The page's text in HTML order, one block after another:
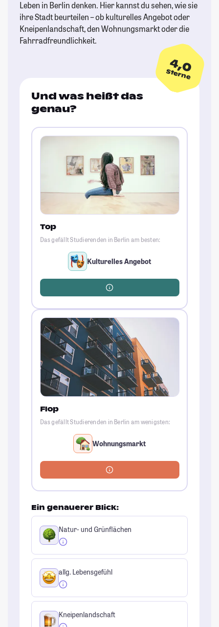
Leben in Berlin denken. Hier kannst du sehen, wie sie
ihre Stadt beurteilen – ob kulturelles Angebot oder
Kneipenlandschaft, den Wohnungsmarkt oder die
Fahrradfreundlichkeit.
4,0
Sterne
Und was heißt das
genau?
Top
Das gefällt Studierenden in Berlin am besten:
Kulturelles Angebot
Flop
Das gefällt Studierenden in Berlin am wenigsten:
Wohnungsmarkt
Ein genauerer Blick:
Natur- und Grünflächen
allg. Lebensgefühl
Kneipenlandschaft